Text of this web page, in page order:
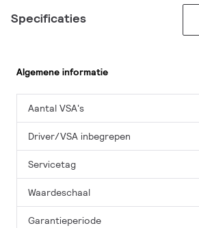
Specificaties
Algemene informatie
Aantal VSA's
Driver/VSA inbegrepen
Servicetag
Waardeschaal
Garantieperiode